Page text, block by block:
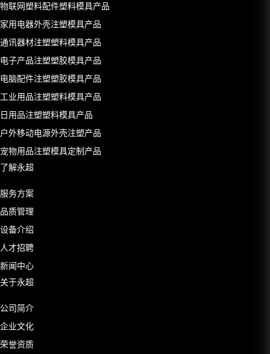
物联网塑料配件塑料模具产品
家用电器外壳注塑模具产品
通讯器材注塑塑料模具产品
电子产品注塑塑胶模具产品
电脑配件注塑塑胶模具产品
工业用品注塑塑料模具产品
日用品注塑塑料模具产品
户外移动电源外壳注塑产品
宠物用品注塑模具定制产品
了解永超
服务方案
品质管理
设备介绍
人才招聘
新闻中心
关于永超
公司简介
企业文化
荣誉资质